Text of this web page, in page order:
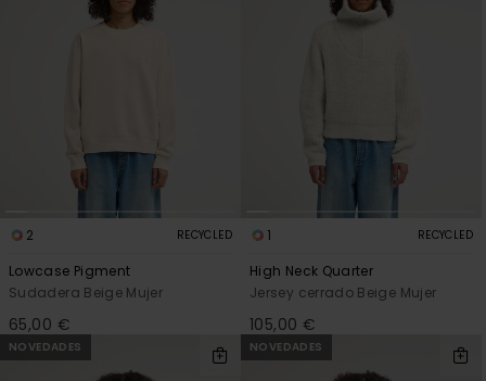
2 RECYCLED
Lowcase Pigment
Sudadera Beige Mujer
65,00 €
1 RECYCLED
High Neck Quarter
Jersey cerrado Beige Mujer
105,00 €
NOVEDADES NOVEDADES